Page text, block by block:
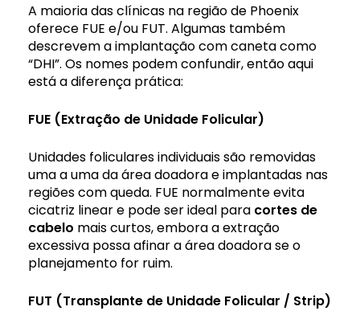
A maioria das clínicas na região de Phoenix
oferece FUE e/ou FUT. Algumas também
descrevem a implantação com caneta como
“DHI”. Os nomes podem confundir, então aqui
está a diferença prática:
FUE (Extração de Unidade Folicular)
Unidades foliculares individuais são removidas
uma a uma da área doadora e implantadas nas
regiões com queda. FUE normalmente evita
cicatriz linear e pode ser ideal para cortes de
cabelo mais curtos, embora a extração
excessiva possa afinar a área doadora se o
planejamento for ruim.
FUT (Transplante de Unidade Folicular / Strip)